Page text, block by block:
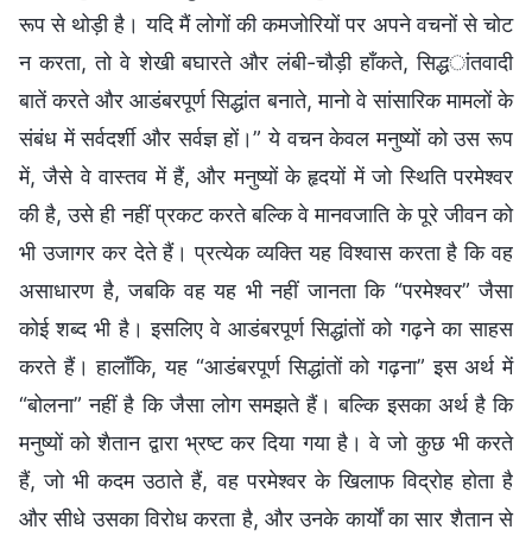
रूप से थोड़ी है। यदि मैं लोगों की कमजोरियों पर अपने वचनों से चोट
न करता, तो वे शेखी बघारते और लंबी-चौड़ी हाँकते, सिद्धांतवादी
बातें करते और आडंबरपूर्ण सिद्धांत बनाते, मानो वे सांसारिक मामलों के
संबंध में सर्वदर्शी और सर्वज्ञ हों।” ये वचन केवल मनुष्यों को उस रूप
में, जैसे वे वास्तव में हैं, और मनुष्यों के हृदयों में जो स्थिति परमेश्वर
की है, उसे ही नहीं प्रकट करते बल्कि वे मानवजाति के पूरे जीवन को
भी उजागर कर देते हैं। प्रत्येक व्यक्ति यह विश्वास करता है कि वह
असाधारण है, जबकि वह यह भी नहीं जानता कि “परमेश्वर” जैसा
कोई शब्द भी है। इसलिए वे आडंबरपूर्ण सिद्धांतों को गढ़ने का साहस
करते हैं। हालाँकि, यह “आडंबरपूर्ण सिद्धांतों को गढ़ना” इस अर्थ में
“बोलना” नहीं है कि जैसा लोग समझते हैं। बल्कि इसका अर्थ है कि
मनुष्यों को शैतान द्वारा भ्रष्ट कर दिया गया है। वे जो कुछ भी करते
हैं, जो भी कदम उठाते हैं, वह परमेश्वर के खिलाफ विद्रोह होता है
और सीधे उसका विरोध करता है, और उनके कार्यों का सार शैतान से